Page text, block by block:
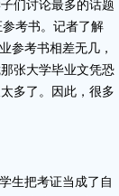
们讨论最多的话题
考书。记者了解
参考书相差无几，
张大学毕业文凭恐
多了。因此，很多
生把考证当成了自